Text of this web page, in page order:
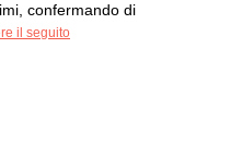
confermando di
il seguito